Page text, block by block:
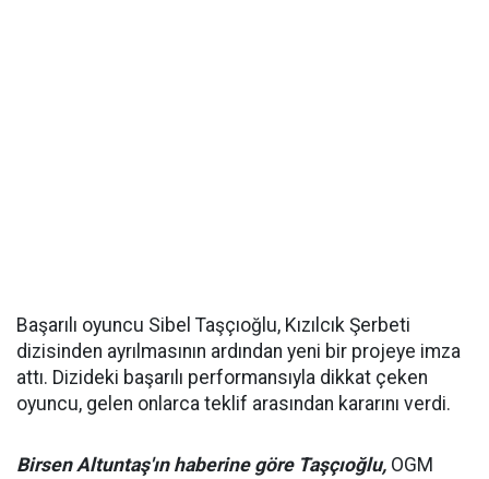
Başarılı oyuncu Sibel Taşçıoğlu, Kızılcık Şerbeti
dizisinden ayrılmasının ardından yeni bir projeye imza
attı. Dizideki başarılı performansıyla dikkat çeken
oyuncu, gelen onlarca teklif arasından kararını verdi.
Birsen Altuntaş'ın haberine göre Taşçıoğlu, OGM